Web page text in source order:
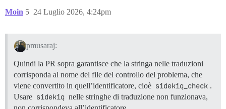
Moin 24 Luglio 2026, 4:24pm
5
pmusaraj:
Quindi la PR sopra garantisce che la stringa nelle traduzioni
corrisponda al nome del file del controllo del problema, che
viene convertito in quell’identificatore, cioè sidekiq_check .
Usare sidekiq nelle stringhe di traduzione non funzionava,